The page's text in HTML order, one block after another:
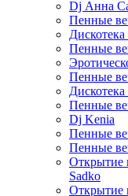
Dj Анна
Пенные
Дискотека
Пенные
Пенные
Дискотека
Пенные
Dj Kenia
Пенные
Пенные
Открытие
Sadko
Открытие